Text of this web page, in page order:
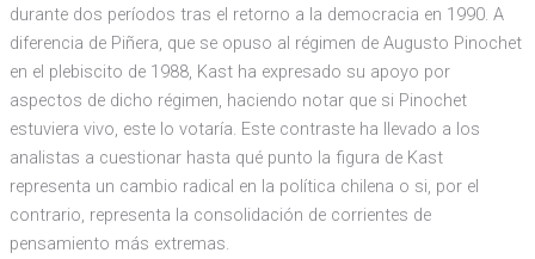
durante dos períodos tras el retorno a la democracia en 1990. A
diferencia de Piñera, que se opuso al régimen de Augusto Pinochet
en el plebiscito de 1988, Kast ha expresado su apoyo por
aspectos de dicho régimen, haciendo notar que si Pinochet
estuviera vivo, este lo votaría. Este contraste ha llevado a los
analistas a cuestionar hasta qué punto la figura de Kast
representa un cambio radical en la política chilena o si, por el
contrario, representa la consolidación de corrientes de
pensamiento más extremas.